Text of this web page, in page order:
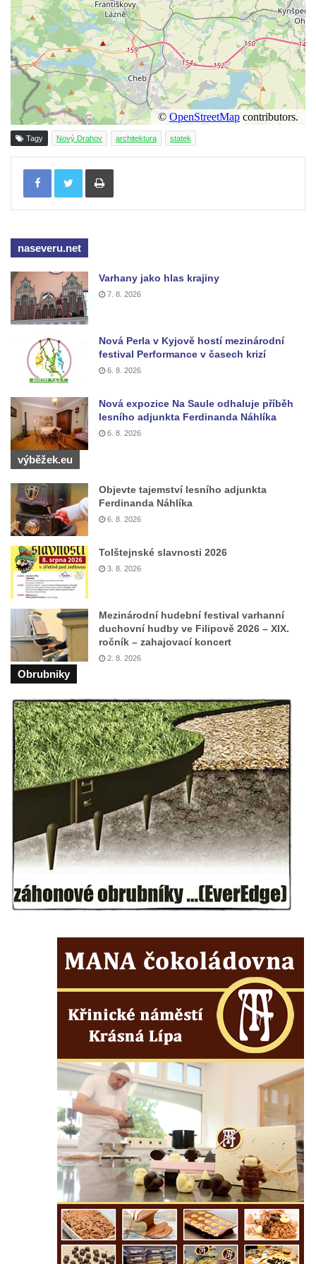
Bývalá továrna J. B. Limburger junior,
přádelny bavlny v Chotyni
Bývalá továrna Johann Schowanek, tovární
výroba dřevěného zboží v Jiřetíně pod
Bukovou
Strom života na Dymníku v Rumburku
Pavilon Reinerovy fresky v zámeckém
Dřevěný altán v Teplické ulici v Duchcově
Fara u kostela Zvěstování Panny Marie na
Fara před kostelem svatých Petra a Pavla v
Jeníkově
Areál Mikov v Mikulášovicích – Ignaze
Röslera synové, továrna kovového zboží
Dům správce hřbitova v Mikulášovicích
Pohl, továrna na gumové stuhy
Tovární budova čp. 478 v Mikulášovicích –
Franz Frenzel, továrna na nože
Tovární budova jižně od dolního nádraží v
Mikulášovicích – Josef Kunert & synové,
kovové a kancelářské zboží
Schodiště ke kostelu Nanebevzetí Panny
Marie ve Vilémově
Lázeňský dům čp. 82 v Lázních Libverda
Obří sud v Lázních Libverda
Lázeňský dům Jizera čp. 116 v Lázních
Libverda
Lázeňský dům Depandance Vodoléčba čp.
113 v Lázních Libverda
Frýdlantu
Dům čp. 104 na náměstí T. G. Masaryka ve
Frýdlantu
Dům čp. 102 na náměstí T. G. Masaryka ve
Frýdlantu
Dům čp. 2 zvaný Na Panské zvůli na
náměstí T. G. Masaryka ve Frýdlantu
Dům čp. 95 na náměstí T. G. Masaryka ve
Frýdlantu
Dům čp. 43 v Havlíčkově ulici ve Frýdlantu
Dům čp. 42 v Havlíčkově ulici ve Frýdlantu
Dvojdům čp. 92 a 93 (hotel Bílý kůň) na
náměstí T. G. Masaryka ve Frýdlantu
Frýdlantu
Bývalý špitál čp. 176 ve Frýdlantu
Dům ev.č. 89 v Benešově ulici ve Sloupu v
Čechách
Dům čp. 79 v Mlýnské ulici ve Sloupu v
Čechách
Dům čp. 134 v Mlýnské ulici ve Sloupu v
Čechách
Dům čp. 101 v ulici Ke Hradu ve Sloupu v
Čechách
Dům čp. 102 v Potoční ulici ve Sloupu v
Čechách
Dům čp. 109 v ulici Ke Hradu ve Sloupu v
Čechách
Tagy Nový Drahov architektura statek
Tisknout
naseveru.net
Varhany jako hlas krajiny
7. 8. 2026
Nová Perla v Kyjově hostí mezinárodní
festival Performance v časech krizí
6. 8. 2026
Nová expozice Na Saule odhaluje příběh
lesního adjunkta Ferdinanda Náhlíka
6. 8. 2026
výběžek.eu
Objevte tajemství lesního adjunkta
Ferdinanda Náhlíka
6. 8. 2026
Tolštejnské slavnosti 2026
3. 8. 2026
Mezinárodní hudební festival varhanní
duchovní hudby ve Filipově 2026 – XIX.
ročník – zahajovací koncert
2. 8. 2026
Obrubniky